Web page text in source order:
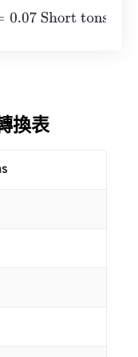
= 0.07 Short tons
換表